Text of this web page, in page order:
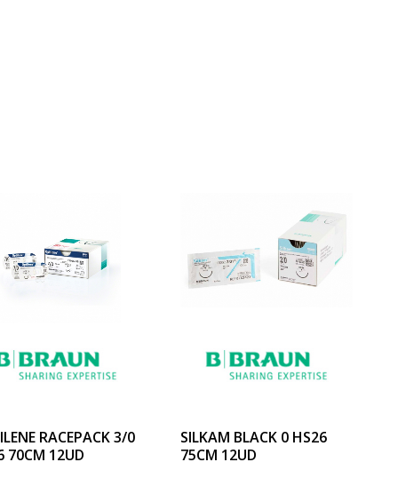
RACEPACK 3/0
70CM 12UD
SILKAM BLACK 0 HS26
75CM 12UD